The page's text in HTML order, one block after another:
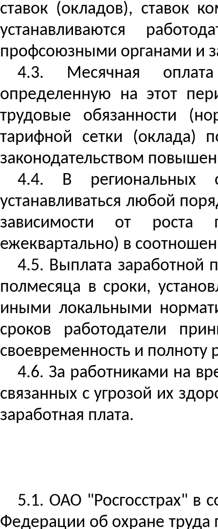
ставок (окладов), ставок
устанавливаются
профсоюзными органами и
4.3. Месячная
определенную на этот
трудовые обязанности
тарифной сетки (оклада)
законодательством
4.4. В региональных
устанавливаться любой
зависимости от роста
ежеквартально) в
4.5. Выплата заработной
полмесяца в сроки,
иными локальными
сроков работодатели
своевременность и полноту
4.6. За работниками на
связанных с угрозой их
заработная плата.
5.1. ОАО "Росгосстрах" в
Федерации об охране труда